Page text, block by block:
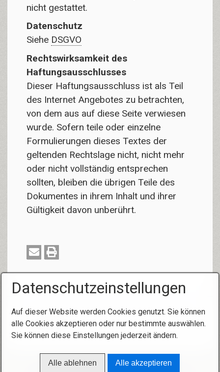
nicht gestattet.
Datenschutz
Siehe DSGVO
Rechtswirksamkeit des
Haftungsausschlusses
Dieser Haftungsausschluss ist als Teil
des Internet Angebotes zu betrachten,
von dem aus auf diese Seite verwiesen
wurde. Sofern teile oder einzelne
Formulierungen dieses Textes der
geltenden Rechtslage nicht, nicht mehr
oder nicht vollständig entsprechen
sollten, bleiben die übrigen Teile des
Dokumentes in ihrem Inhalt und ihrer
Gültigkeit davon unberührt.
Datenschutzeinstellungen
Auf dieser Website werden Cookies genutzt. Sie können
alle Cookies akzeptieren oder nur bestimmte auswählen.
Sie können diese Einstellungen jederzeit ändern.
Alle ablehnen Alle akzeptieren